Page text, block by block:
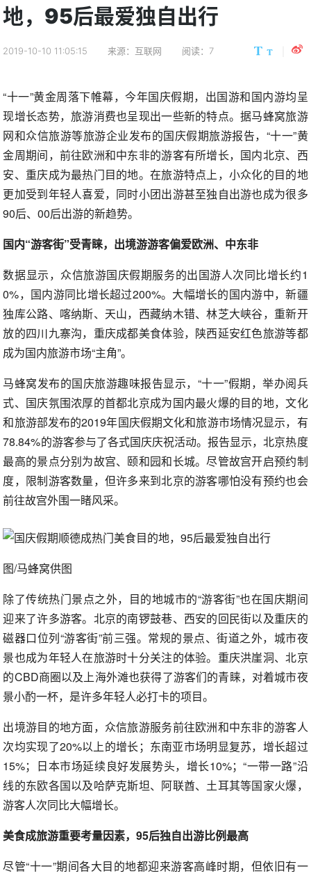
地，95后最爱独自出行
2019-10-10 11:05:15 来源：互联网 阅读：7
“十一”黄金周落下帷幕，今年国庆假期，出国游和国内游均呈
现增长态势，旅游消费也呈现出一些新的特点。据马蜂窝旅游
网和众信旅游等旅游企业发布的国庆假期旅游报告，“十一”黄
金周期间，前往欧洲和中东非的游客有所增长，国内北京、西
安、重庆成为最热门目的地。在旅游特点上，小众化的目的地
更加受到年轻人喜爱，同时小团出游甚至独自出游也成为很多
90后、00后出游的新趋势。
国内“游客街”受青睐，出境游游客偏爱欧洲、中东非
数据显示，众信旅游国庆假期服务的出国游人次同比增长约1
0%，国内游同比增长超过200%。大幅增长的国内游中，新疆
独库公路、喀纳斯、天山，西藏纳木错、林芝大峡谷，重新开
放的四川九寨沟，重庆成都美食体验，陕西延安红色旅游等都
成为国内旅游市场“主角”。
马蜂窝发布的国庆旅游趣味报告显示，“十一”假期，举办阅兵
式、国庆氛围浓厚的首都北京成为国内最火爆的目的地，文化
和旅游部发布的2019年国庆假期文化和旅游市场情况显示，有
78.84%的游客参与了各式国庆庆祝活动。报告显示，北京热度
最高的景点分别为故宫、颐和园和长城。尽管故宫开启预约制
度，限制游客数量，但许多来到北京的游客哪怕没有预约也会
前往故宫外围一睹风采。
图/马蜂窝供图
除了传统热门景点之外，目的地城市的“游客街”也在国庆期间
迎来了许多游客。北京的南锣鼓巷、西安的回民街以及重庆的
磁器口位列“游客街”前三强。常规的景点、街道之外，城市夜
景也成为年轻人在旅游时十分关注的体验。重庆洪崖洞、北京
的CBD商圈以及上海外滩也获得了游客们的青睐，对着城市夜
景小酌一杯，是许多年轻人必打卡的项目。
出境游目的地方面，众信旅游服务前往欧洲和中东非的游客人
次均实现了20%以上的增长；东南亚市场明显复苏，增长超过
15%；日本市场延续良好发展势头，增长10%；“一带一路”沿
线的东欧各国以及哈萨克斯坦、阿联酋、土耳其等国家火爆，
游客人次同比大幅增长。
美食成旅游重要考量因素，95后独自出游比例最高
尽管“十一”期间各大目的地都迎来游客高峰时期，但依旧有一